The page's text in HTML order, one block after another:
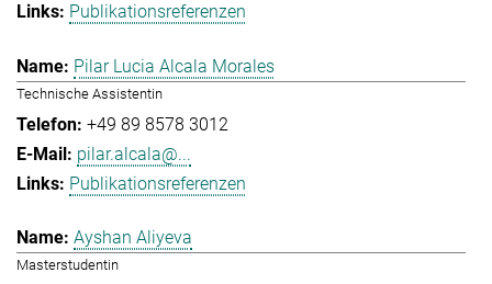
Publikationsreferenzen
Pilar Lucia Alcala Morales
Technische Assistentin
+49 89 8578 3012
pilar.alcala@...
Publikationsreferenzen
Ayshan Aliyeva
Masterstudentin